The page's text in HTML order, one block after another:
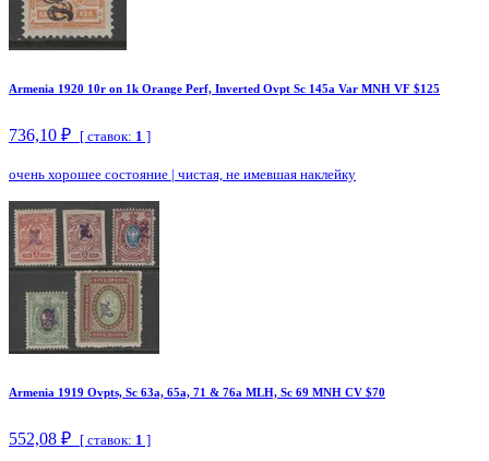
Armenia 1920 10r on 1k Orange Perf, Inverted Ovpt Sc 145a Var MNH VF $125
736,10 ₽ [ ставок: 1 ]
очень хорошее состояние | чистая, не имевшая наклейку
Armenia 1919 Ovpts, Sc 63a, 65a, 71 & 76a MLH, Sc 69 MNH CV $70
552,08 ₽ [ ставок: 1 ]